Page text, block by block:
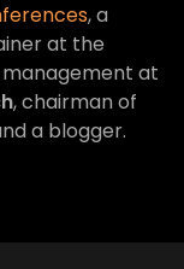
, a
at the
at
, chairman of
a blogger.